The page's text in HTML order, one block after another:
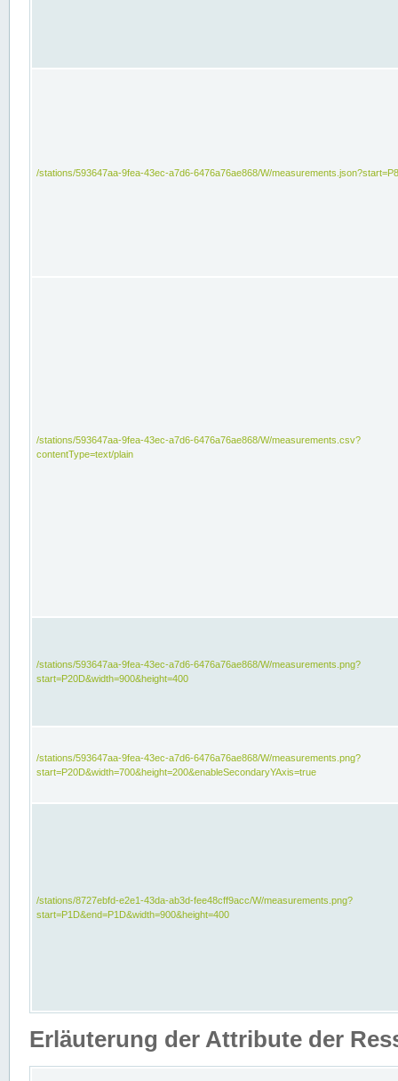
/stations/593647aa-9fea-43ec-a7d6-6476a76ae868/W/
/stations/593647aa-9fea-43ec-a7d6-6476a76ae868/W/measurements.csv?
contentType=text/plain
/stations/593647aa-9fea-43ec-a7d6-6476a76ae868/W/measurements.png?
start=P20D&width=900&height=400
/stations/593647aa-9fea-43ec-a7d6-6476a76ae868/W/measurements.png?
start=P20D&width=700&height=200&enableSecondaryYAxis=true
/stations/8727ebfd-e2e1-43da-ab3d-fee48cff9acc/W/measurements.png?
start=P1D&end=P1D&width=900&height=400
Erläuterung der Attribute der